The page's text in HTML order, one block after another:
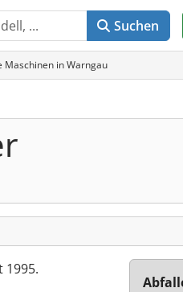
Suchen
Maschinen in Warngau
1995.